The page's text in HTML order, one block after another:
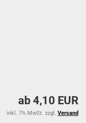
ab 4,10 EUR
inkl. 7% MwSt. zzgl. Versand